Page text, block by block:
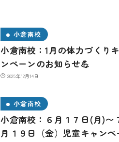
小倉南校
小倉南校：1月の体力づくり
ンペーンのお知らせ💪
2025年12月14日
小倉南校
小倉南校：６月１７日(月)〜
月１９日（金）児童キャンペ